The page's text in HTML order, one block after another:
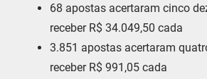
68 apostas acertaram cinco
receber R$ 34.049,50 cada
3.851 apostas acertaram
receber R$ 991,05 cada